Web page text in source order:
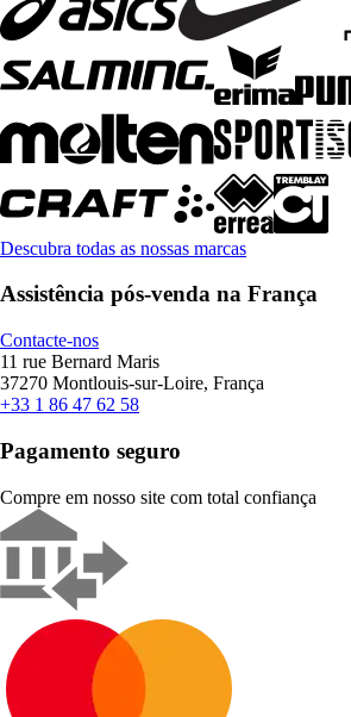
Descubra todas as nossas marcas
Assistência pós-venda na França
Contacte-nos
11 rue Bernard Maris
37270 Montlouis-sur-Loire, França
+33 1 86 47 62 58
Pagamento seguro
Compre em nosso site com total confiança